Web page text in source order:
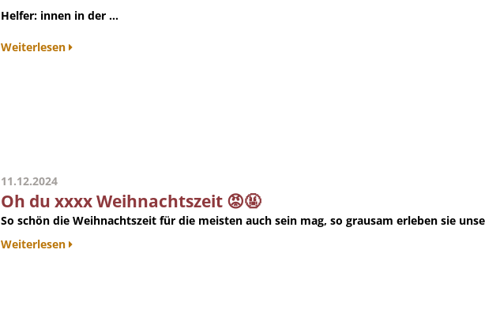
Helfer: innen in der ...
Weiterlesen
11.12.2024
Oh du xxxx Weihnachtszeit 😡🤬
So schön die Weihnachtszeit für die meisten auch sein mag, so grausam erleben sie
Weiterlesen